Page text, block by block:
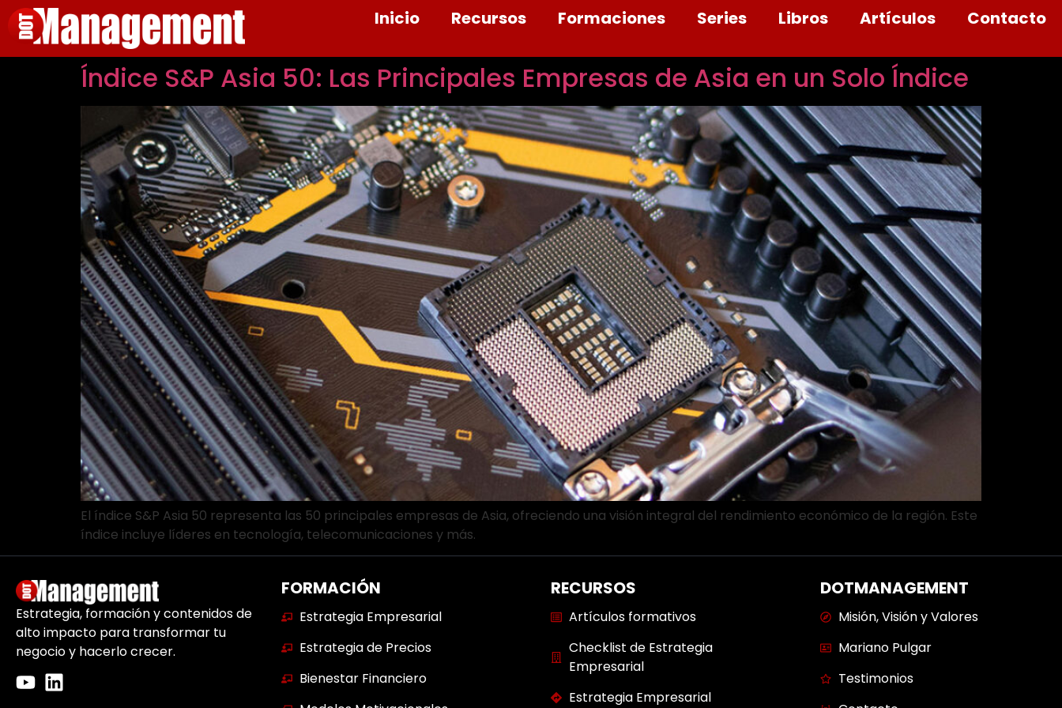
Inicio Recursos Formaciones Series Libros Artículos Contacto
Índice S&P Asia 50: Las Principales Empresas de Asia en un Solo Índice
El índice S&P Asia 50 representa las 50 principales empresas de Asia, ofreciendo una visión integral del rendimiento económico de la región. Este
índice incluye líderes en tecnología, telecomunicaciones y más.
Estrategia, formación y contenidos de
alto impacto para transformar tu
negocio y hacerlo crecer.
FORMACIÓN
Estrategia Empresarial
Estrategia de Precios
Bienestar Financiero
RECURSOS
Artículos formativos
Checklist de Estrategia
Empresarial
Estrategia Empresarial
DOTMANAGEMENT
Misión, Visión y Valores
Mariano Pulgar
Testimonios